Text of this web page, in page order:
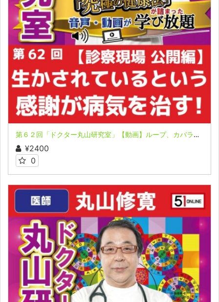
第６２回「ドクター丸山研究室」【動画】ループ、カバラ治療の診察現場を大公開！「アマウツシ」による「アマハヤミ」
¥2400
0